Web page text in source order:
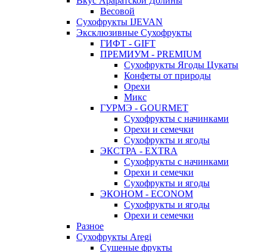
Весовой
Сухофрукты IJEVAN
Эксклюзивные Сухофрукты
ГИФТ - GIFT
ПРЕМИУМ - PREMIUM
Сухофрукты Ягоды Цукаты
Конфеты от природы
Орехи
Микс
ГУРМЭ - GOURMET
Сухофрукты с начинками
Орехи и семечки
Сухофрукты и ягоды
ЭКСТРА - EXTRA
Сухофрукты с начинками
Орехи и семечки
Сухофрукты и ягоды
ЭКОНОМ - ECONOM
Сухофрукты и ягоды
Орехи и семечки
Разное
Сухофрукты Aregi
Сушеные фрукты